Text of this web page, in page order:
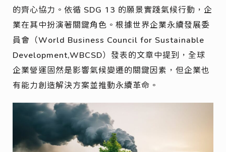
的齊心協力。依循 SDG 13 的願景實踐氣候行動，企
業在其中扮演著關鍵角色。根據世界企業永續發展委
員會（World Business Council for Sustainable
Development,WBCSD）發表的文章中提到，全球
企業營運固然是影響氣候變遷的關鍵因素，但企業也
有能力創造解決方案並推動永續革命。